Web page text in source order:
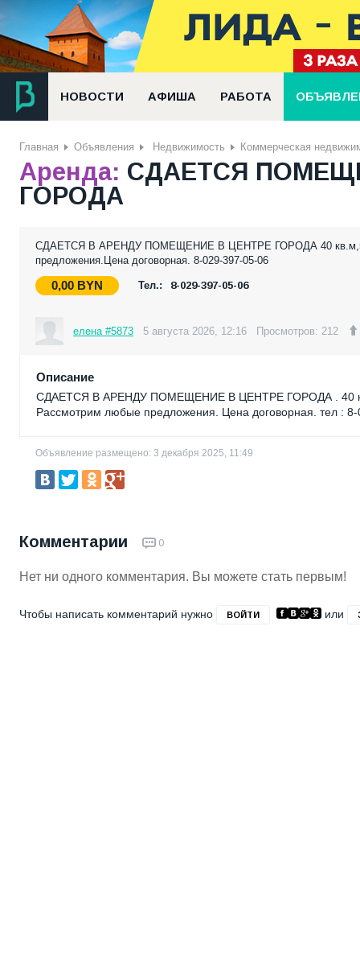
НОВОСТИ АФИША РАБОТА
Главная Объявления Недвижимость Коммерческая
Аренда: СДАЕТСЯ
ГОРОДА
СДАЕТСЯ В АРЕНДУ ПОМЕЩЕНИЕ В ЦЕНТРЕ ГОРОДА 40 кв.м,50
предложения.Цена договорная. 8-029-397-05-06
0,00 BYN Тел.: 8-029-397-05-06
елена #5873 5 августа 2026, 12:16 Просмотров: 212
Описание
СДАЕТСЯ В АРЕНДУ ПОМЕЩЕНИЕ В ЦЕНТРЕ ГОРОДА . 40 кв.
Рассмотрим любые предложения. Цена договорная. тел :
Объявление размещено: 3 декабря 2025, 11:49
Комментарии 0
Нет ни одного комментария. Вы можете стать первым!
Чтобы написать комментарий нужно ВОЙТИ или